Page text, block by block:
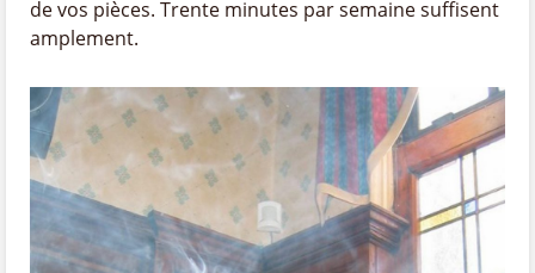
de vos pièces. Trente minutes par semaine suffisent
amplement.